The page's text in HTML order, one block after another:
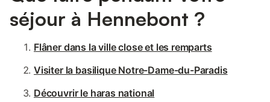
séjour à Hennebont ?
Flâner dans la ville close et les remparts
Visiter la basilique Notre-Dame-du-Paradis
Découvrir le haras national